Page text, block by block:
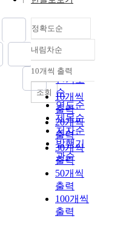
정확도순
정확도
순
인기도
순
연도순
제목순
저자순
발행기
관순
내림차순
내림차순
10개씩 출력
10개씩
출력
20개씩
출력
30개씩
출력
50개씩
출력
100개씩
출력
조회